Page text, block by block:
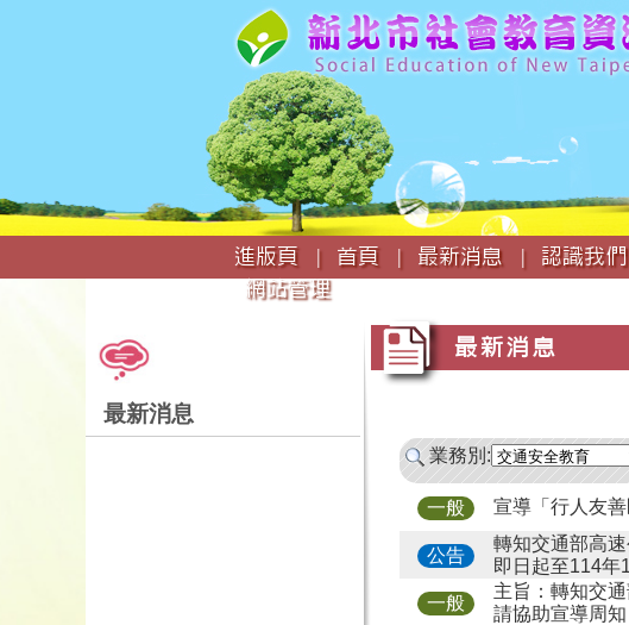
:::
進版頁 |
首頁 | 最新消息 | 認識我
網站管理
最新消息
最新消息
業務別:
一般 宣導「行人友
公告
轉知交通部高
即日起至114年
一般
主旨：轉知交
請協助宣導周知